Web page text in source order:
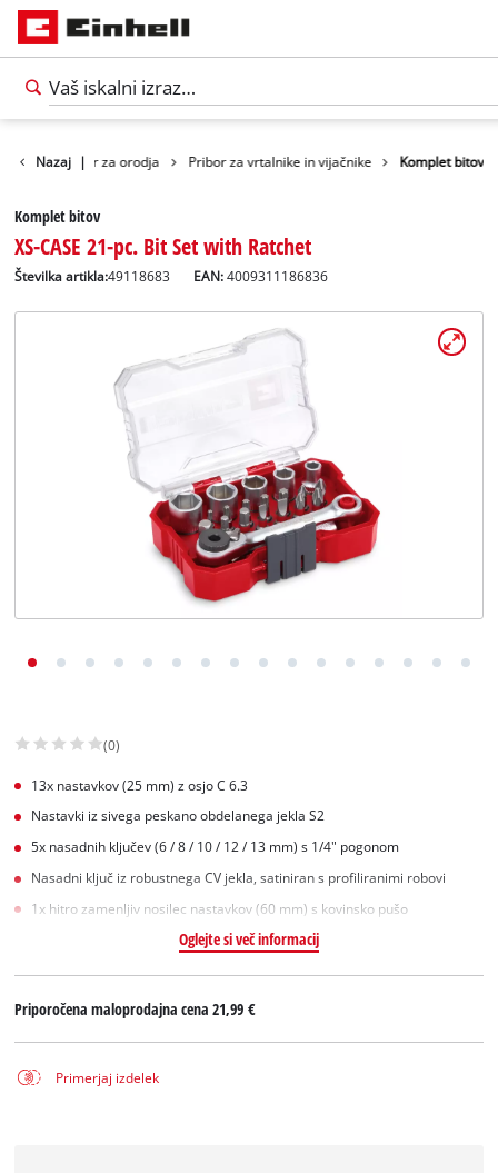
Nazaj |
Pribor za orodja Pribor za vrtalnike in vijačnike Komplet bitov
Komplet bitov
XS-CASE 21-pc. Bit Set with Ratchet
Številka artikla:49118683 EAN:4009311186836
(0)
13x nastavkov (25 mm) z osjo C 6.3
Nastavki iz sivega peskano obdelanega jekla S2
5x nasadnih ključev (6 / 8 / 10 / 12 / 13 mm) s 1/4" pogonom
Nasadni ključ iz robustnega CV jekla, satiniran s profiliranimi robovi
1x hitro zamenljiv nosilec nastavkov (60 mm) s kovinsko pušo
Oglejte si več informacij
Priporočena maloprodajna cena21,99 €
Primerjaj izdelek